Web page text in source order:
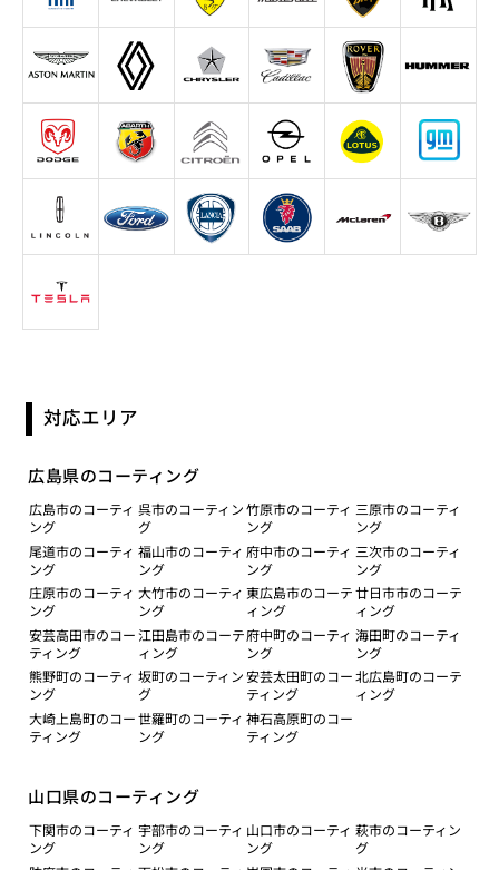
対応エリア
広島県のコーティング
広島市のコーティ
ング
呉市のコーティン
グ
竹原市のコーティ
ング
三原市のコーティ
ング
尾道市のコーティ
ング
福山市のコーティ
ング
府中市のコーティ
ング
三次市のコーティ
ング
庄原市のコーティ
ング
大竹市のコーティ
ング
東広島市のコーテ
ィング
廿日市市のコーテ
ィング
安芸高田市のコー
ティング
江田島市のコーテ
ィング
府中町のコーティ
ング
海田町のコーティ
ング
熊野町のコーティ
ング
坂町のコーティン
グ
安芸太田町のコー
ティング
北広島町のコーテ
ィング
大崎上島町のコー
ティング
世羅町のコーティ
ング
神石高原町のコー
ティング
山口県のコーティング
下関市のコーティ
ング
宇部市のコーティ
ング
山口市のコーティ
ング
萩市のコーティン
グ